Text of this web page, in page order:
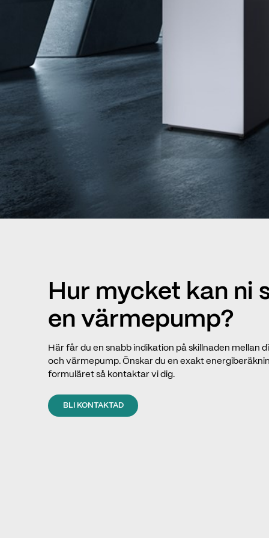
Hur mycket kan ni
en värmepump?
Här får du en snabb indikation på skillnaden mellan
och värmepump. Önskar du en exakt
formuläret så kontaktar vi dig.
BLI KONTAKTAD